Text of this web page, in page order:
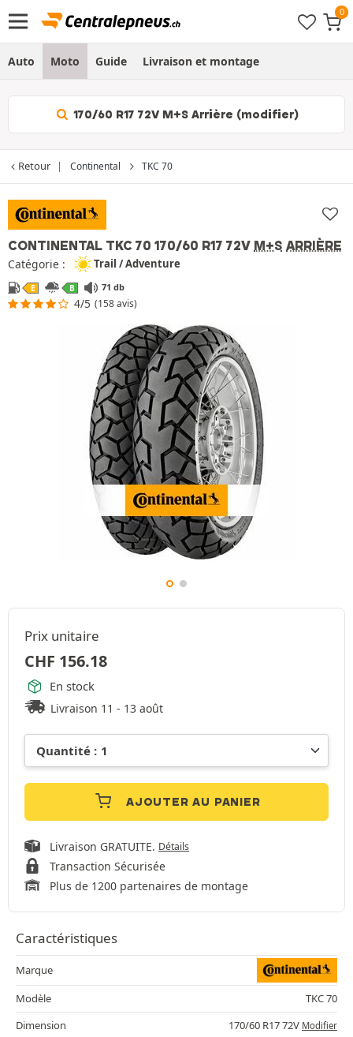
Auto Moto Guide Livraison et montage
170/60 R17 72V M+S Arrière (modifier)
Retour Continental TKC 70
CONTINENTAL TKC 70 170/60 R17 72V M+S ARRIÈRE
Catégorie : Trail / Adventure
E B 71 db
4/5 (158 avis)
Prix unitaire
CHF 156.18
En stock
Livraison 11 - 13 août
AJOUTER AU PANIER
Livraison GRATUITE. Détails
Transaction Sécurisée
Plus de 1200 partenaires de montage
Caractéristiques
Marque
Modèle
TKC 70
Dimension
170/60 R17 72V Modifier